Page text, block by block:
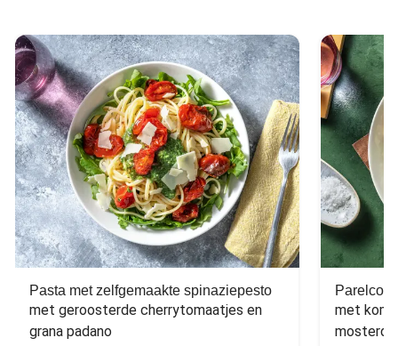
Pasta met zelfgemaakte spinaziepesto
met geroosterde cherrytomaatjes en
grana padano
met